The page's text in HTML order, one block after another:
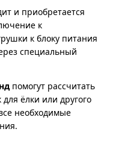
и приобретается
к
к блоку питания
специальный
помогут рассчитать
ёлки или другого
необходимые